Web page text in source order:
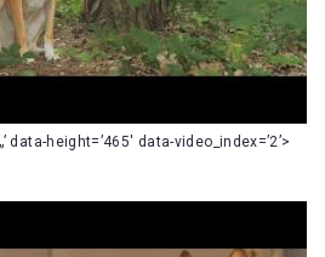
height=’465′ data-video_index=’2’>